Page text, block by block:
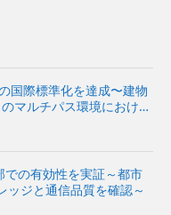
国際標準化を達成〜建物
マルチパス環境における
の有効性を実証～都市
ッジと通信品質を確認～